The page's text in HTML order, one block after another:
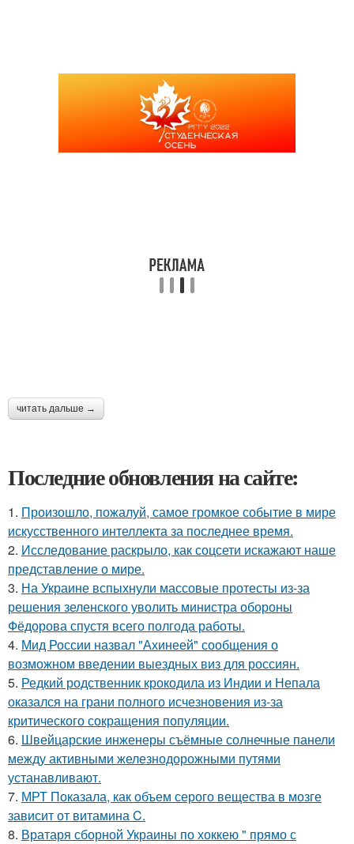
читать дальше →
Последние обновления на сайте:
1. Произошло, пожалуй, самое громкое событие в мире
искусственного интеллекта за последнее время.
2. Исследование раскрыло, как соцсети искажают наше
представление о мире.
3. На Украине вспыхнули массовые протесты из-за
решения зеленского уволить министра обороны
Фёдорова спустя всего полгода работы.
4. Мид России назвал "Ахинеей" сообщения о
возможном введении выездных виз для россиян.
5. Редкий родственник крокодила из Индии и Непала
оказался на грани полного исчезновения из-за
критического сокращения популяции.
6. Швейцарские инженеры съёмные солнечные панели
между активными железнодорожными путями
устанавливают.
7. МРТ Показала, как объем серого вещества в мозге
зависит от витамина C.
8. Вратаря сборной Украины по хоккею " прямо с